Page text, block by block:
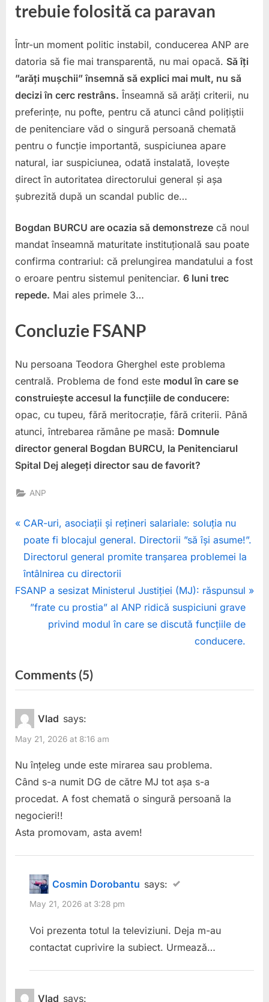
trebuie folosită ca paravan
Într-un moment politic instabil, conducerea ANP are
datoria să fie mai transparentă, nu mai opacă. Să îți
”arăți mușchii” însemnă să explici mai mult, nu să
decizi în cerc restrâns. Înseamnă să arăți criterii, nu
preferințe, nu pofte, pentru că atunci când polițiștii
de penitenciare văd o singură persoană chemată
pentru o funcție importantă, suspiciunea apare
natural, iar suspiciunea, odată instalată, lovește
direct în autoritatea directorului general și așa
șubrezită după un scandal public de…
Bogdan BURCU are ocazia să demonstreze că noul
mandat înseamnă maturitate instituțională sau poate
confirma contrariul: că prelungirea mandatului a fost
o eroare pentru sistemul penitenciar. 6 luni trec
repede. Mai ales primele 3…
Concluzie FSANP
Nu persoana Teodora Gherghel este problema
centrală. Problema de fond este modul în care se
construiește accesul la funcțiile de conducere:
opac, cu tupeu, fără meritocrație, fără criterii. Până
atunci, întrebarea rămâne pe masă: Domnule
director general Bogdan BURCU, la Penitenciarul
Spital Dej alegeți director sau de favorit?
ANP
Post
navigation
P
r
e
v
i
o
s
t
:
CAR-uri, asociații și rețineri salariale: soluția nu
poate fi blocajul general. Directorii ”să își asume!”.
Directorul general promite tranșarea problemei la
întâlnirea cu directorii
N
o
s
t
:
FSANP a sesizat Ministerul Justiției (MJ): răspunsul
”frate cu prostia” al ANP ridică suspiciuni grave
privind modul în care se discută funcțiile de
conducere.
Comments (5)on
“Casting
general
pentru
Penitenciarul
Un
mandat
nou,
o
veche:
cine
ajunge
Vlad says:
May 21, 2026 at 8:16 am
Nu înțeleg unde este mirarea sau problema.
Când s-a numit DG de către MJ tot așa s-a
procedat. A fost chemată o singură persoană la
negocieri!!
Asta promovam, asta avem!
Cosmin Dorobantu says:
May 21, 2026 at 3:28 pm
Voi prezenta totul la televiziuni. Deja m-au
contactat cuprivire la subiect. Urmează…
Vlad says: